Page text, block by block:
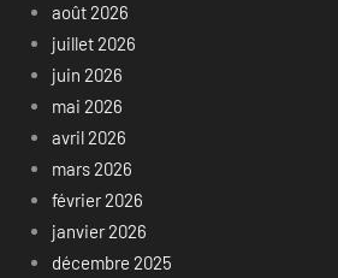
août 2026
juillet 2026
juin 2026
mai 2026
avril 2026
mars 2026
février 2026
janvier 2026
décembre 2025